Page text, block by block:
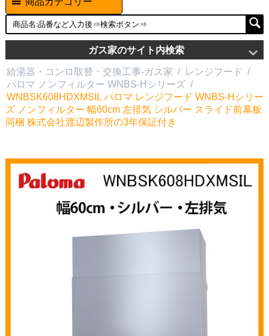
ガス家のサイト内検索
給湯器・コンロ取替・交換工事-ガス家 / レンジフード /
パロマ ノンフィルター WNBS-Hシリーズ /
WNBSK608HDXMSIL パロマ レンジフード WNBS-Hシリー
ズ ノンフィルター 幅60cm 左排気 シルバー スライド前幕板
同梱 株式会社渡辺製作所の3年保証付き